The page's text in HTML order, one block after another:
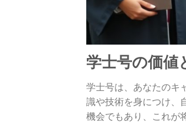
学士号の価値
学士号は、あなたのキ
識や技術を身につけ、
機会でもあり、これが